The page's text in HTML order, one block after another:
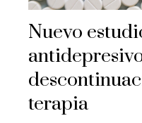
Nuevo
terapia